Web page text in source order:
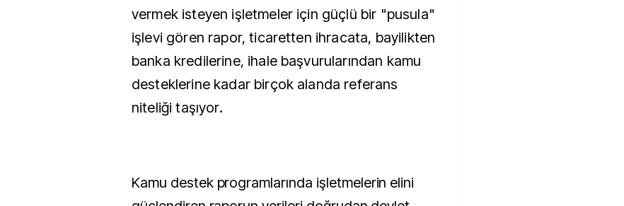
vermek isteyen işletmeler için güçlü bir "pusula"
işlevi gören rapor, ticaretten ihracata, bayilikten
banka kredilerine, ihale başvurularından kamu
desteklerine kadar birçok alanda referans
niteliği taşıyor.
Kamu destek programlarında işletmelerin elini